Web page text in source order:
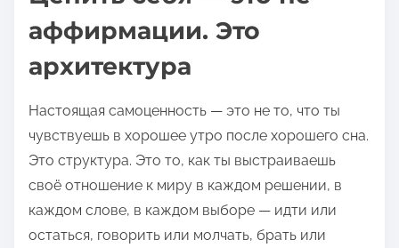
аффирмации. Это
архитектура
Настоящая самоценность — это не то, что ты
чувствуешь в хорошее утро после хорошего сна.
Это структура. Это то, как ты выстраиваешь
своё отношение к миру в каждом решении, в
каждом слове, в каждом выборе — идти или
остаться, говорить или молчать, брать или